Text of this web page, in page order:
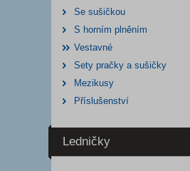
Se sušičkou
S horním plněním
Vestavné
Sety pračky a sušičky
Mezikusy
Příslušenství
Ledničky